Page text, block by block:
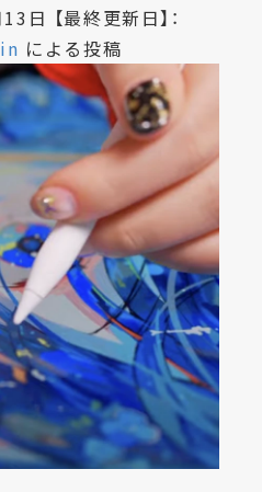
日 【最終更新日】：
による投稿